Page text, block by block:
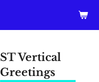
ST Vertical
Greetings